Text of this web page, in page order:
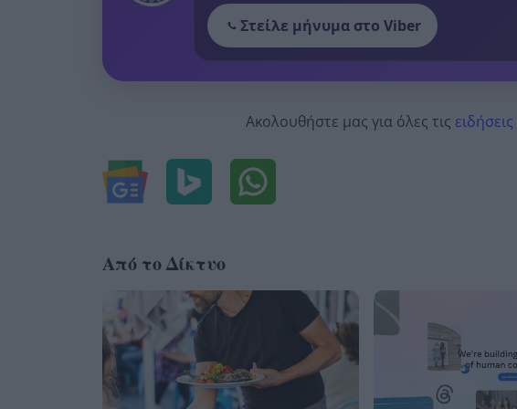
Στείλε μήνυμα στο Viber
Ακολουθήστε μας για όλες τις ειδήσεις
Από το Δίκτυο